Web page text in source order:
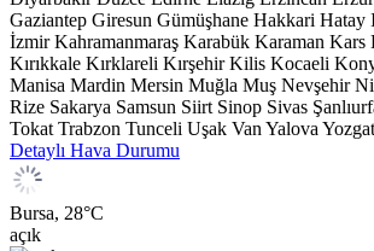
Gaziantep Giresun Gümüşhane Hakkari Hatay
İzmir Kahramanmaraş Karabük Karaman Kars
Kırıkkale Kırklareli Kırşehir Kilis Kocaeli
Manisa Mardin Mersin Muğla Muş Nevşehir
Rize Sakarya Samsun Siirt Sinop Sivas
Tokat Trabzon Tunceli Uşak Van Yalova Yozgat
Detaylı Hava Durumu
Bursa, 28°C
açık